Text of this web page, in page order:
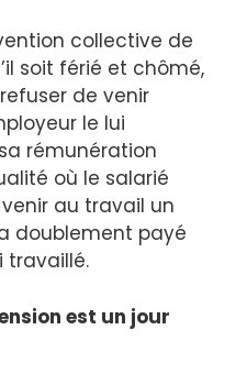
collective de
soit férié et chômé,
de venir
le lui
rémunération
où le salarié
au travail un
doublement payé
travaillé.
est un jour